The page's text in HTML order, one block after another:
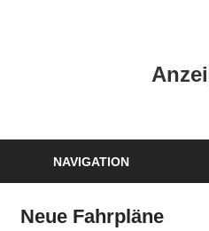
NAVIGATION
Neue Fahrpläne